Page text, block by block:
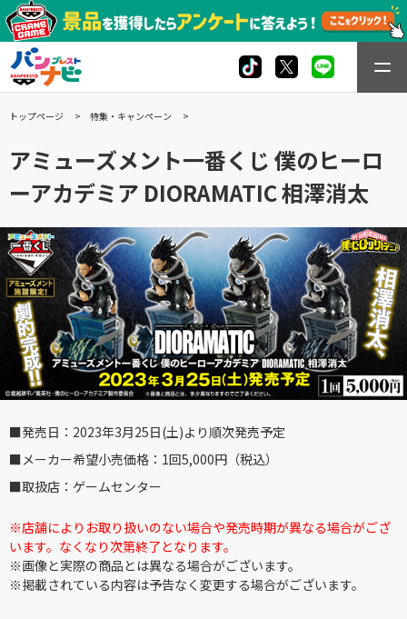
トップページ 特集・キャンペーン
アミューズメント一番くじ 僕のヒーロ
ーアカデミア DIORAMATIC 相澤消太
■発売日：2023年3月25日(土)より順次発売予定
■メーカー希望小売価格：1回5,000円（税込）
■取扱店：ゲームセンター
※店舗によりお取り扱いのない場合や発売時期が異なる場合がござ
います。なくなり次第終了となります。
※画像と実際の商品とは異なる場合がございます。
※掲載されている内容は予告なく変更する場合がございます。